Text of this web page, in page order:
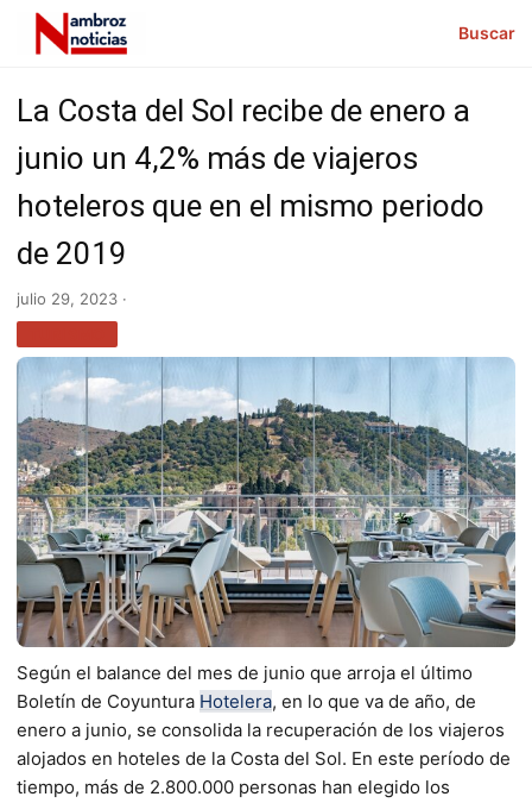
Buscar
La Costa del Sol recibe de enero a
junio un 4,2% más de viajeros
hoteleros que en el mismo periodo
de 2019
julio 29, 2023 ·
Según el balance del mes de junio que arroja el último
Boletín de Coyuntura Hotelera, en lo que va de año, de
enero a junio, se consolida la recuperación de los viajeros
alojados en hoteles de la Costa del Sol. En este período de
tiempo, más de 2.800.000 personas han elegido los